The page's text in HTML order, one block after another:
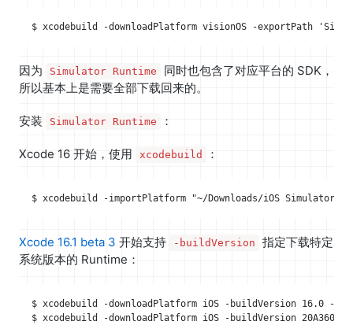
因为 Simulator Runtime
同时也包含了对应平台的 SDK，
所以基本上是需要全部下载回来的。
安装 Simulator Runtime ：
Xcode 16 开始，使用 xcodebuild ：
Xcode 16.1 beta 3 开始支持 -buildVersion
指定下载特定
系统版本的 Runtime：
$ xcodebuild -downloadPlatform iOS -buildVersion 16.0 -